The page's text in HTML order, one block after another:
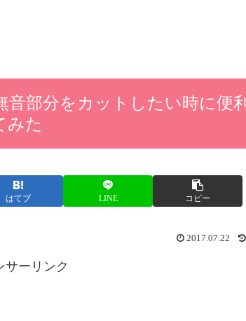
音部分をカットしたい時に便
みた
はてブ LINE コピー
2017.07.22
サーリンク